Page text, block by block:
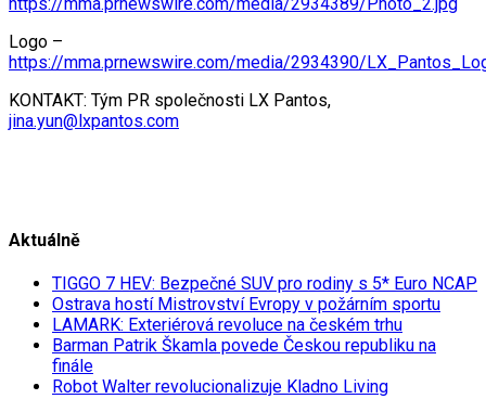
Logo –
https://mma.prnewswire.com/media/2934390/
KONTAKT: Tým PR společnosti LX Pantos,
jina.yun@lxpantos.com
Aktuálně
TIGGO 7 HEV: Bezpečné SUV pro rodiny s 5* Euro NCAP
Ostrava hostí Mistrovství Evropy v požárním sportu
LAMARK: Exteriérová revoluce na českém trhu
Barman Patrik Škamla povede Českou republiku na
finále
Robot Walter revolucionalizuje Kladno Living